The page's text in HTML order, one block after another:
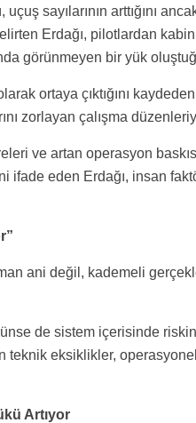
sayılarının arttığını
Erdağı, pilotlardan
görünmeyen bir yük
ortaya çıktığını
zorlayan çalışma
ve artan operasyon
ifade eden Erdağı, insan
ani değil, kademeli
de sistem içerisinde
teknik eksiklikler,
Artıyor